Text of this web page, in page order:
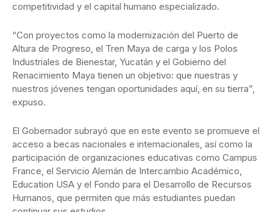
competitividad y el capital humano especializado.
“Con proyectos como la modernización del Puerto de
Altura de Progreso, el Tren Maya de carga y los Polos
Industriales de Bienestar, Yucatán y el Gobierno del
Renacimiento Maya tienen un objetivo: que nuestras y
nuestros jóvenes tengan oportunidades aquí, en su tierra”,
expuso.
El Gobernador subrayó que en este evento se promueve el
acceso a becas nacionales e internacionales, así como la
participación de organizaciones educativas como Campus
France, el Servicio Alemán de Intercambio Académico,
Education USA y el Fondo para el Desarrollo de Recursos
Humanos, que permiten que más estudiantes puedan